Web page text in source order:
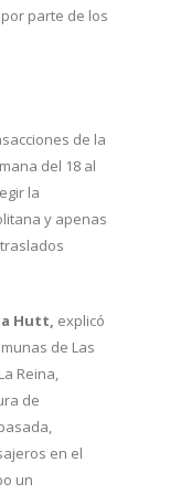
parte de los
de la
del 18 al
la
y apenas
Hutt, explicó
de Las
Reina,
de
en el
un